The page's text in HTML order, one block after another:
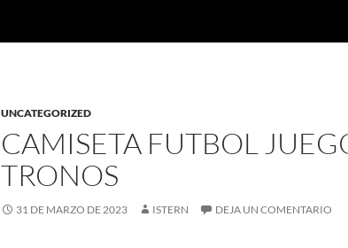
UNCATEGORIZED
CAMISETA FUTBOL
TRONOS
31 DE MARZO DE 2023 ISTERN DEJA UN COMENTARIO